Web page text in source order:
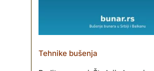
Tehnike bušenja